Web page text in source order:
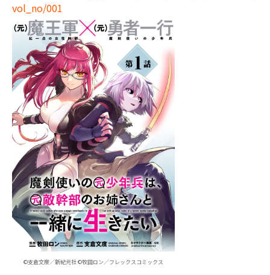
vol_no/001
©支倉文度／新紀元社 ©牧田ロン／フレックスコミックス